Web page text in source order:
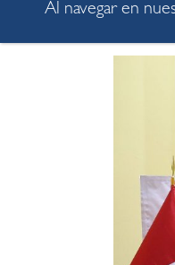
Al navegar en